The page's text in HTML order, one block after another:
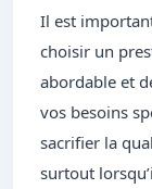
Il est
choisir un
abordable et
vos besoins
sacrifier la
surtout